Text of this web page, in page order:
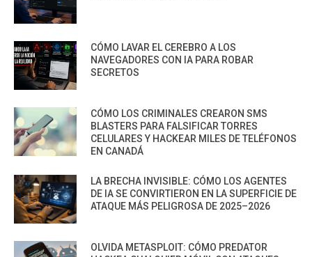
CÓMO LAVAR EL CEREBRO A LOS
NAVEGADORES CON IA PARA ROBAR
SECRETOS
CÓMO LOS CRIMINALES CREARON SMS
BLASTERS PARA FALSIFICAR TORRES
CELULARES Y HACKEAR MILES DE TELÉFONOS
EN CANADÁ
LA BRECHA INVISIBLE: CÓMO LOS AGENTES
DE IA SE CONVIRTIERON EN LA SUPERFICIE DE
ATAQUE MÁS PELIGROSA DE 2025–2026
OLVIDA METASPLOIT: CÓMO PREDATOR